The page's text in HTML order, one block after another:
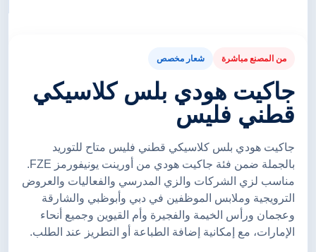
من المصنع مباشرة شعار مخصص
جاكيت هودي بلس كلاسيكي
قطني فليس
جاكيت هودي بلس كلاسيكي قطني فليس متاح للتوريد
بالجملة ضمن فئة جاكيت هودي من أورينت يونيفورمز FZE.
مناسب لزي الشركات والزي المدرسي والفعاليات والعروض
الترويجية وملابس الموظفين في دبي وأبوظبي والشارقة
وعجمان ورأس الخيمة والفجيرة وأم القيوين وجميع أنحاء
الإمارات، مع إمكانية إضافة الطباعة أو التطريز عند الطلب.